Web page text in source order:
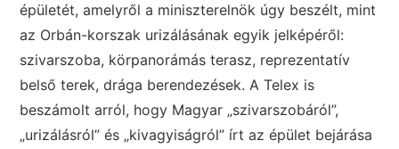
épületét, amelyről a miniszterelnök úgy beszélt, mint
az Orbán-korszak urizálásának egyik jelképéről:
szivarszoba, körpanorámás terasz, reprezentatív
belső terek, drága berendezések. A Telex is
beszámolt arról, hogy Magyar „szivarszobáról”,
„urizálásról” és „kivagyiságról” írt az épület bejárása